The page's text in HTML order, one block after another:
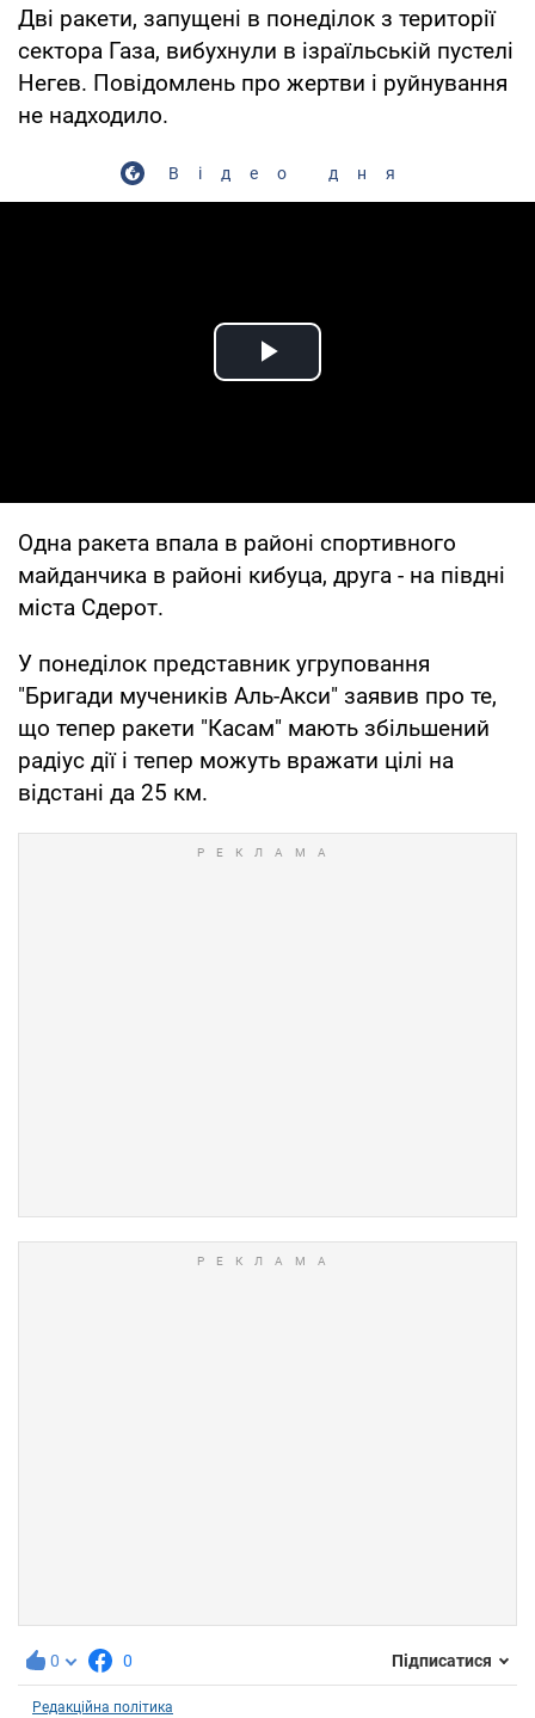
Дві ракети, запущені в понеділок з території
сектора Газа, вибухнули в ізраїльській пустелі
Негев. Повідомлень про жертви і руйнування
не надходило.
Відео дня
Play Video
Одна ракета впала в районі спортивного
майданчика в районі кибуца, друга - на півдні
міста Сдерот.
У понеділок представник угруповання
"Бригади мучеників Аль-Акси" заявив про те,
що тепер ракети "Касам" мають збільшений
радіус дії і тепер можуть вражати цілі на
відстані да 25 км.
0 0 Підписатися
Редакційна політика